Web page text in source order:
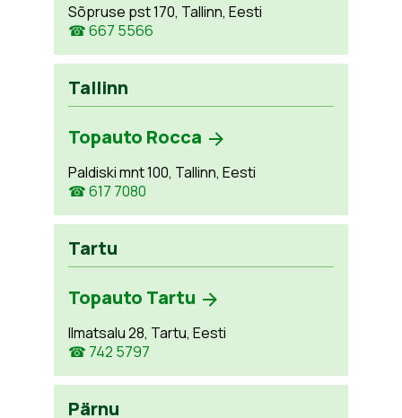
Sõpruse pst 170, Tallinn, Eesti
☎ 667 5566
Tallinn
Topauto Rocca
Paldiski mnt 100, Tallinn, Eesti
☎ 617 7080
Tartu
Topauto Tartu
Ilmatsalu 28, Tartu, Eesti
☎ 742 5797
Pärnu